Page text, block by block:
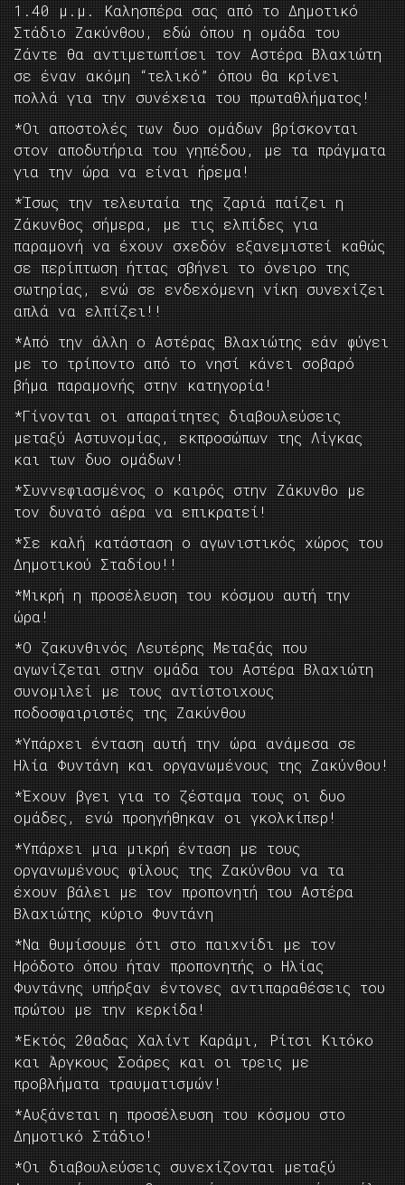
1.40 μ.μ. Καλησπέρα σας από το Δημοτικό
Στάδιο Ζακύνθου, εδώ όπου η ομάδα του
Ζάντε θα αντιμετωπίσει τον Αστέρα Βλαχιώτη
σε έναν ακόμη “τελικό” όπου θα κρίνει
πολλά για την συνέχεια του πρωταθλήματος!
*Οι αποστολές των δυο ομάδων βρίσκονται
στον αποδυτήρια του γηπέδου, με τα πράγματα
για την ώρα να είναι ήρεμα!
*Ίσως την τελευταία της ζαριά παίζει η
Ζάκυνθος σήμερα, με τις ελπίδες για
παραμονή να έχουν σχεδόν εξανεμιστεί καθώς
σε περίπτωση ήττας σβήνει το όνειρο της
σωτηρίας, ενώ σε ενδεχόμενη νίκη συνεχίζει
απλά να ελπίζει!!
*Από την άλλη ο Αστέρας Βλαχιώτης εάν φύγει
με το τρίποντο από το νησί κάνει σοβαρό
βήμα παραμονής στην κατηγορία!
*Γίνονται οι απαραίτητες διαβουλεύσεις
μεταξύ Αστυνομίας, εκπροσώπων της Λίγκας
και των δυο ομάδων!
*Συννεφιασμένος ο καιρός στην Ζάκυνθο με
τον δυνατό αέρα να επικρατεί!
*Σε καλή κατάσταση ο αγωνιστικός χώρος του
Δημοτικού Σταδίου!!
*Μικρή η προσέλευση του κόσμου αυτή την
ώρα!
*Ο ζακυνθινός Λευτέρης Μεταξάς που
αγωνίζεται στην ομάδα του Αστέρα Βλαχιώτη
συνομιλεί με τους αντίστοιχους
ποδοσφαιριστές της Ζακύνθου
*Υπάρχει ένταση αυτή την ώρα ανάμεσα σε
Ηλία Φυντάνη και οργανωμένους της Ζακύνθου!
*Έχουν βγει για το ζέσταμα τους οι δυο
ομάδες, ενώ προηγήθηκαν οι γκολκίπερ!
*Υπάρχει μια μικρή ένταση με τους
οργανωμένους φίλους της Ζακύνθου να τα
έχουν βάλει με τον προπονητή του Αστέρα
Βλαχιώτης κύριο Φυντάνη
*Να θυμίσουμε ότι στο παιχνίδι με τον
Ηρόδοτο όπου ήταν προπονητής ο Ηλίας
Φυντάνης υπήρξαν έντονες αντιπαραθέσεις του
πρώτου με την κερκίδα!
*Εκτός 20αδας Χαλίντ Καράμι, Ρίτσι Κιτόκο
και Άργκους Σοάρες και οι τρεις με
προβλήματα τραυματισμών!
*Αυξάνεται η προσέλευση του κόσμου στο
Δημοτικό Στάδιο!
*Οι διαβουλεύσεις συνεχίζονται μεταξύ